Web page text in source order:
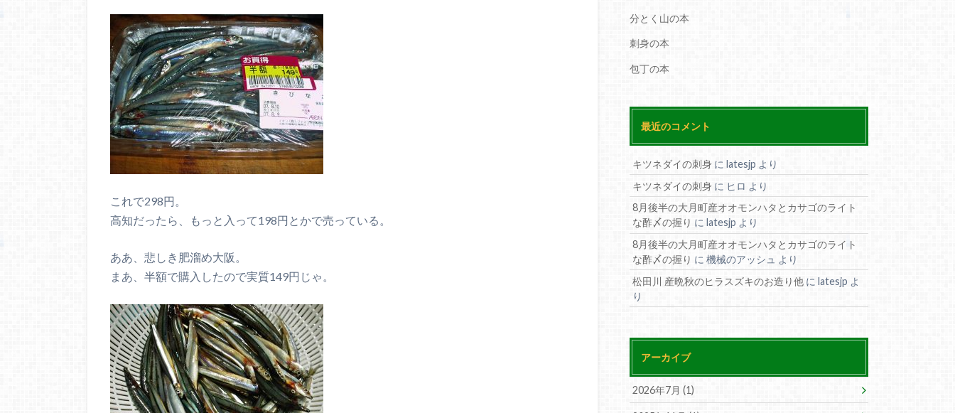
これで298円。
高知だったら、もっと入って198円とかで売っている。
ああ、悲しき肥溜め大阪。
まあ、半額で購入したので実質149円じゃ。
分とく山の本
刺身の本
包丁の本
最近のコメント
キツネダイの刺身 にlatesjp より
キツネダイの刺身 に ヒロ より
8月後半の大月町産オオモンハタとカサゴのライト
な酢〆の握り にlatesjp より
8月後半の大月町産オオモンハタとカサゴのライト
な酢〆の握り に機械のアッシュ より
松田川 産晩秋のヒラスズキのお造り他 にlatesjp よ
り
アーカイブ
2026年7月 (1)